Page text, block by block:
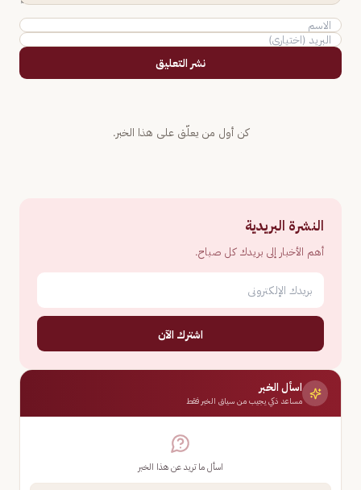
نشر التعليق
كن أول من يعلّق على هذا الخبر.
النشرة البريدية
أهم الأخبار إلى بريدك كل صباح.
اشترك الآن
اسأل الخبر
مساعد ذكي يجيب من سياق الخبر فقط
اسأل ما تريد عن هذا الخبر